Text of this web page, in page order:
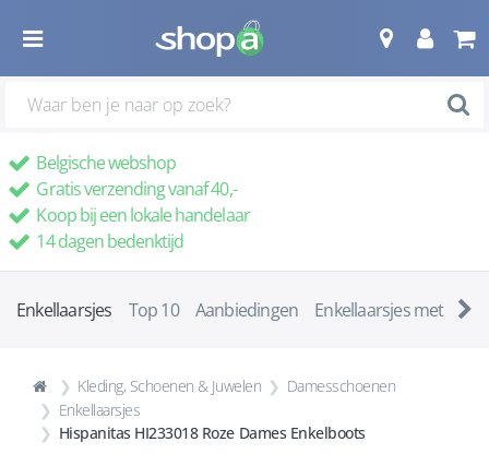
Belgische webshop
Gratis verzending vanaf 40,-
Koop bij een lokale handelaar
14 dagen bedenktijd
Enkellaarsjes Top 10 Aanbiedingen Enkellaarsjes met ha
Kleding, Schoenen & Juwelen
Damesschoenen
Enkellaarsjes
Hispanitas HI233018 Roze Dames Enkelboots